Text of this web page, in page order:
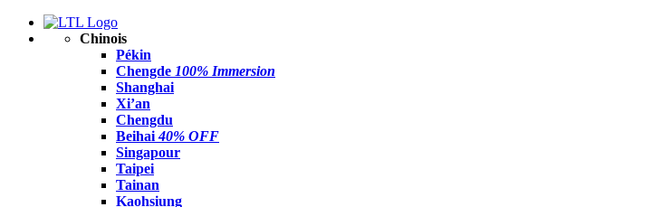
Chinois
Pékin
Chengde 100% Immersion
Shanghai
Xi’an
Chengdu
Beihai40% OFF
Singapour
Taipei
Tainan
Kaohsiung